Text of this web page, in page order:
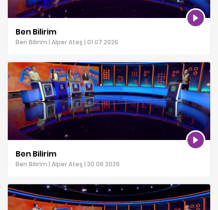
Ben Bilirim
Ben Bilirim | Alper Ateş | 01 07 2026
Ben Bilirim
Ben Bilirim | Alper Ateş | 30 06 2026